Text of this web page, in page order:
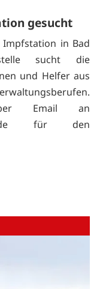
gesucht
in Bad
sucht die
und Helfer aus
Email an
für den